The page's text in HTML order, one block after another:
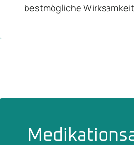
bestmögliche